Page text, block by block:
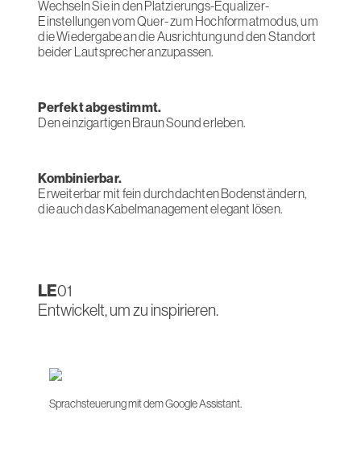
Wechseln Sie in den Platzierungs-Equalizer-
Einstellungen vom Quer- zum Hochformatmodus, um
die Wiedergabe an die Ausrichtung und den Standort
beider Lautsprecher anzupassen.
Perfekt abgestimmt.
Den einzigartigen Braun Sound erleben.
Kombinierbar.
Erweiterbar mit fein durchdachten Bodenständern,
die auch das Kabelmanagement elegant lösen.
LE01
Entwickelt, um zu inspirieren.
Sprachsteuerung mit dem Google Assistant.